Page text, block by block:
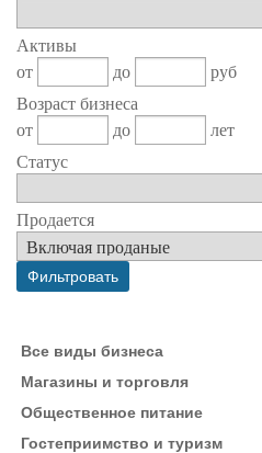
Активы
от
до
руб
Возраст бизнеса
от
до
лет
Статус
Продается
Все виды бизнеса
Магазины и торговля
Общественное питание
Гостеприимство и туризм